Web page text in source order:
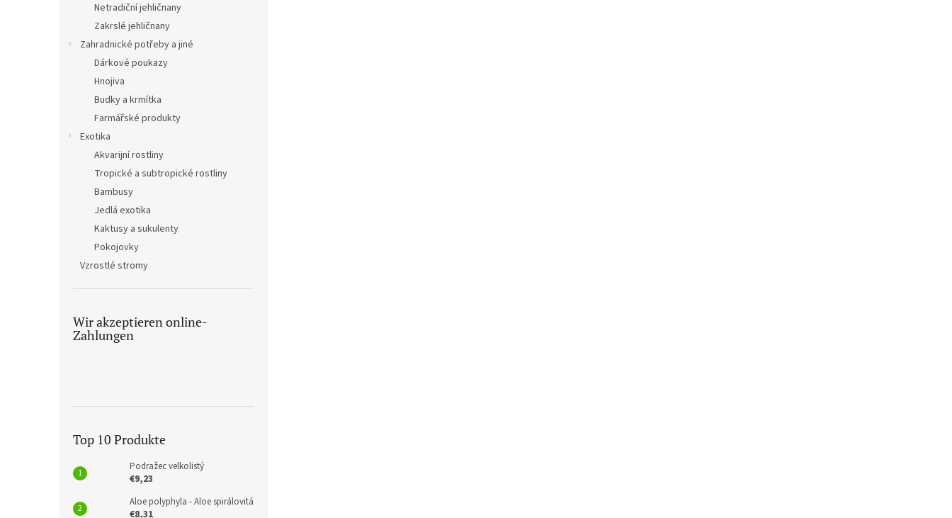
Netradiční jehličnany
Zakrslé jehličnany
Zahradnické potřeby a jiné
Dárkové poukazy
Hnojiva
Budky a krmítka
Farmářské produkty
Exotika
Akvarijní rostliny
Tropické a subtropické rostliny
Bambusy
Jedlá exotika
Kaktusy a sukulenty
Pokojovky
Vzrostlé stromy
Wir akzeptieren online-
Zahlungen
Top 10 Produkte
Podražec velkolistý
€9,23
Aloe polyphyla - Aloe spirálovitá
€8,31